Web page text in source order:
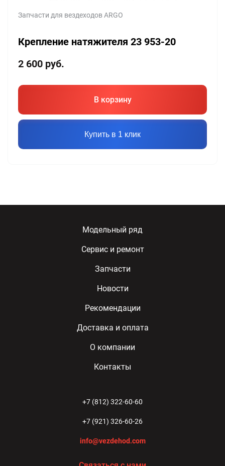
Запчасти для вездеходов ARGO
Крепление натяжителя 23 953-20
2 600 руб.
В корзину
Купить в 1 клик
Модельный ряд
Сервис и ремонт
Запчасти
Новости
Рекомендации
Доставка и оплата
О компании
Контакты
+7 (812) 322-60-60
+7 (921) 326-60-26
info@vezdehod.com